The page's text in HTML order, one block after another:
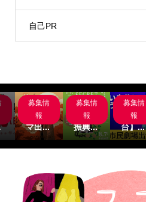
自己PR
募集情
報
サブス
クシネ
マ出...
募集情
報
名古屋
市文化
振興...
募集情
報
【関
西/舞
台】...